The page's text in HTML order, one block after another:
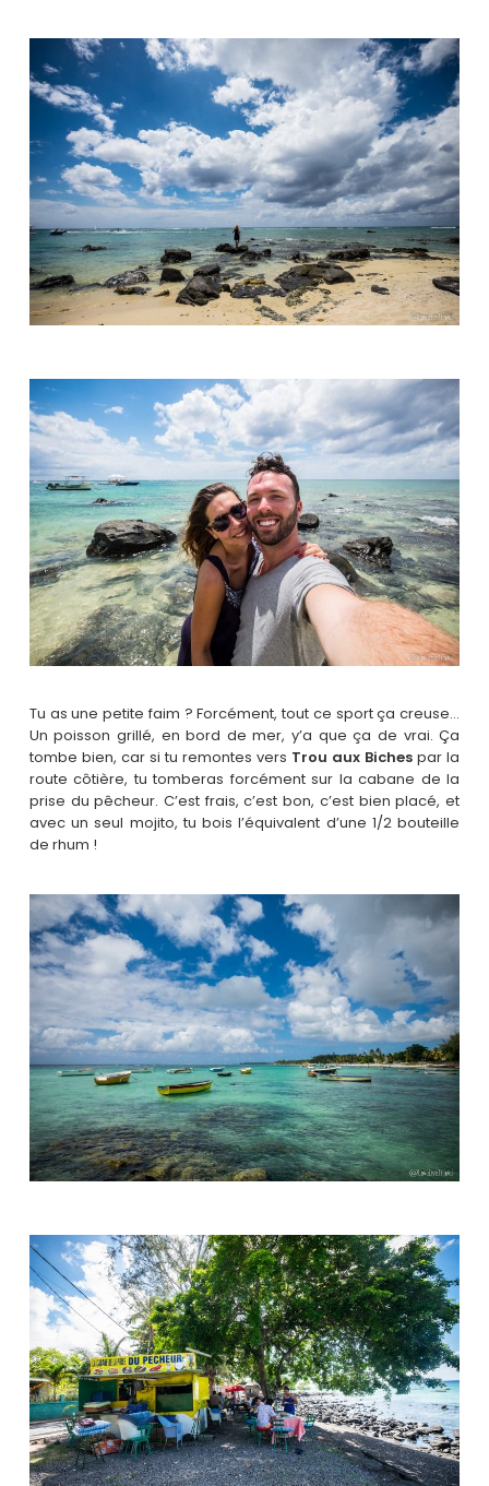
Tu as une petite faim ? Forcément, tout ce sport ça creuse…
Un poisson grillé, en bord de mer, y’a que ça de vrai. Ça
tombe bien, car si tu remontes vers Trou aux Biches par la
route côtière, tu tomberas forcément sur la cabane de la
prise du pêcheur. C’est frais, c’est bon, c’est bien placé, et
avec un seul mojito, tu bois l’équivalent d’une 1/2 bouteille
de rhum !